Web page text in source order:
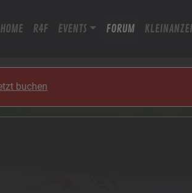
HOME R4F EVENTS FORUM
buchen